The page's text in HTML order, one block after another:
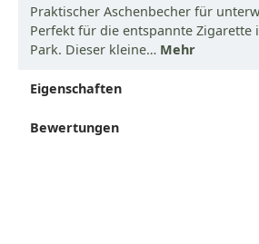
Praktischer Aschenbecher für
Perfekt für die entspannte Zigarette
Park. Dieser kleine… Mehr
Eigenschaften
Bewertungen